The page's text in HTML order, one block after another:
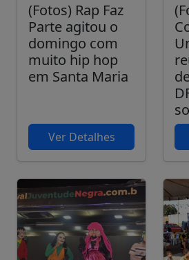
(Fotos) Rap Faz
Parte agitou o
domingo com
muito hip hop
em Santa Maria
Ver Detalhes